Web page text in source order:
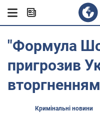
"Формула
пригрозив
вторгненням
Кримінальні новини